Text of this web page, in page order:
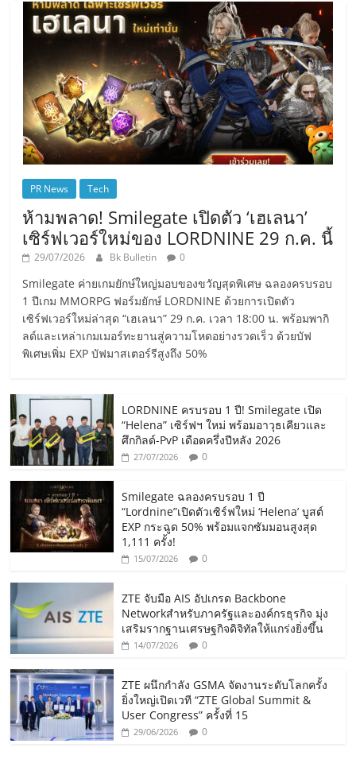
PR News Tech
ห้ามพลาด! Smilegate เปิดตัว ‘เฮเลนา’
เซิร์ฟเวอร์ใหม่ของ LORDNINE 29 ก.ค. นี้
29/07/2026 Bk Bulletin 0
Smilegate ค่ายเกมยักษ์ใหญ่มอบของขวัญสุดพิเศษ ฉลองครบรอบ
1 ปีเกม MMORPG ฟอร์มยักษ์ LORDNINE ด้วยการเปิดตัว
เซิร์ฟเวอร์ใหม่ล่าสุด “เฮเลนา” 29 ก.ค. เวลา 18:00 น. พร้อมพากิ
ลด์และเหล่าเกมเมอร์ทะยานสู่ความโหดอย่างรวดเร็ว ด้วยบัฟ
พิเศษเพิ่ม EXP บัฟมาสเตอร์รีสูงถึง 50%
LORDNINE ครบรอบ 1 ปี! Smilegate เปิด
“Helena” เซิร์ฟฯ ใหม่ พร้อมอาวุธเคียวและ
ศึกกิลด์-PvP เดือดครึ่งปีหลัง 2026
27/07/2026 0
Smilegate ฉลองครบรอบ 1 ปี
“Lordnine”เปิดตัวเซิร์ฟใหม่ ‘Helena’ บูสต์
EXP กระฉูด 50% พร้อมแจกซัมมอนสูงสุด
1,111 ครั้ง!
15/07/2026 0
ZTE จับมือ AIS อัปเกรด Backbone
Networkสำหรับภาครัฐและองค์กรธุรกิจ มุ่ง
เสริมรากฐานเศรษฐกิจดิจิทัลให้แกร่งยิ่งขึ้น
14/07/2026 0
ZTE ผนึกกำลัง GSMA จัดงานระดับโลกครั้ง
ยิ่งใหญ่เปิดเวที “ZTE Global Summit &
User Congress” ครั้งที่ 15
29/06/2026 0